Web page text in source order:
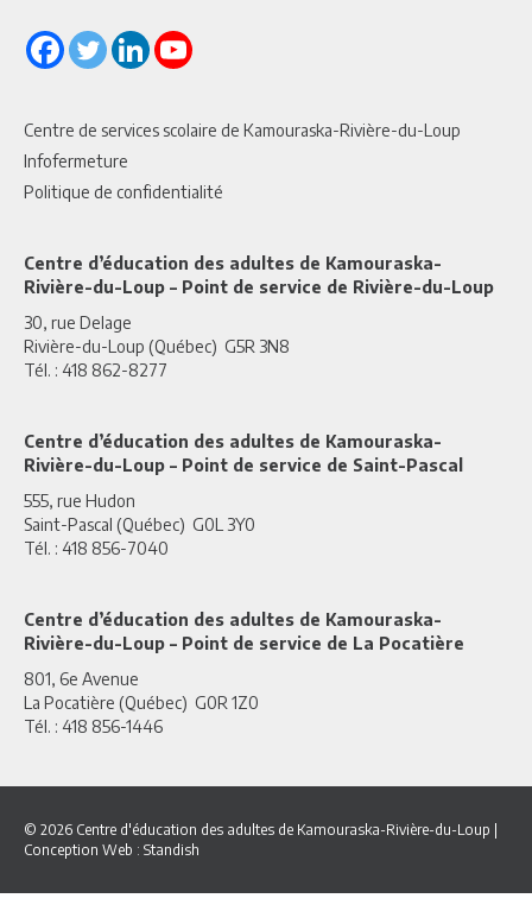
Centre de services scolaire de Kamouraska-Rivière-du-Loup
Infofermeture
Politique de confidentialité
Centre d’éducation des adultes de Kamouraska-
Rivière-du-Loup – Point de service de Rivière-du-Loup
30, rue Delage
Rivière-du-Loup (Québec) G5R 3N8
Tél. : 418 862-8277
Centre d’éducation des adultes de Kamouraska-
Rivière-du-Loup – Point de service de Saint-Pascal
555, rue Hudon
Saint-Pascal (Québec) G0L 3Y0
Tél. : 418 856-7040
Centre d’éducation des adultes de Kamouraska-
Rivière-du-Loup – Point de service de La Pocatière
801, 6e Avenue
La Pocatière (Québec) G0R 1Z0
Tél. : 418 856-1446
© 2026 Centre d'éducation des adultes de Kamouraska-Rivière-du-Loup |
Conception Web : Standish